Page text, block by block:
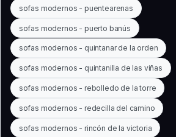
sofas modernos - puentearenas
sofas modernos - puerto banús
sofas modernos - quintanar de la orden
sofas modernos - quintanilla de las viñas
sofas modernos - rebolledo de la torre
sofas modernos - redecilla del camino
sofas modernos - rincón de la victoria